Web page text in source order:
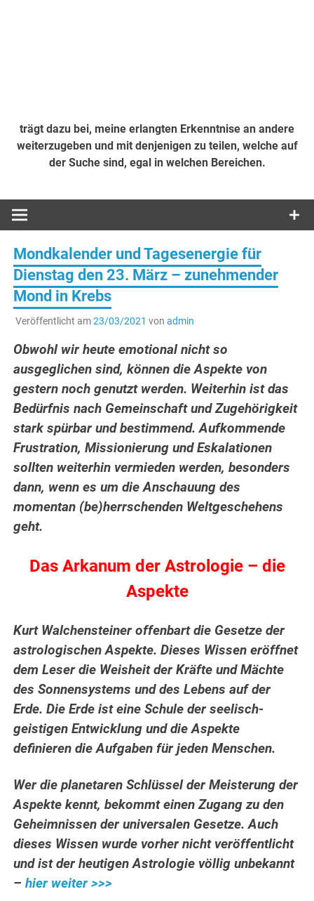
trägt dazu bei, meine erlangten Erkenntnise an andere
weiterzugeben und mit denjenigen zu teilen, welche auf
der Suche sind, egal in welchen Bereichen.
Mondkalender und Tagesenergie für
Dienstag den 23. März – zunehmender
Mond in Krebs
Veröffentlicht am23/03/2021 von admin
Obwohl wir heute emotional nicht so
ausgeglichen sind, können die Aspekte von
gestern noch genutzt werden. Weiterhin ist das
Bedürfnis nach Gemeinschaft und Zugehörigkeit
stark spürbar und bestimmend. Aufkommende
Frustration, Missionierung und Eskalationen
sollten weiterhin vermieden werden, besonders
dann, wenn es um die Anschauung des
momentan (be)herrschenden Weltgeschehens
geht.
Das Arkanum der Astrologie – die
Aspekte
Kurt Walchensteiner offenbart die Gesetze der
astrologischen Aspekte. Dieses Wissen eröffnet
dem Leser die Weisheit der Kräfte und Mächte
des Sonnensystems und des Lebens auf der
Erde.Die Erde ist eine Schule der seelisch-
geistigen Entwicklung und die Aspekte
definieren die Aufgaben für jeden Menschen.
Wer die planetaren Schlüssel der Meisterung der
Aspekte kennt, bekommt einen Zugang zu den
Geheimnissen der universalen Gesetze. Auch
dieses Wissen wurde vorher nicht veröffentlicht
und ist der heutigen Astrologie völlig unbekannt
–hier weiter >>>